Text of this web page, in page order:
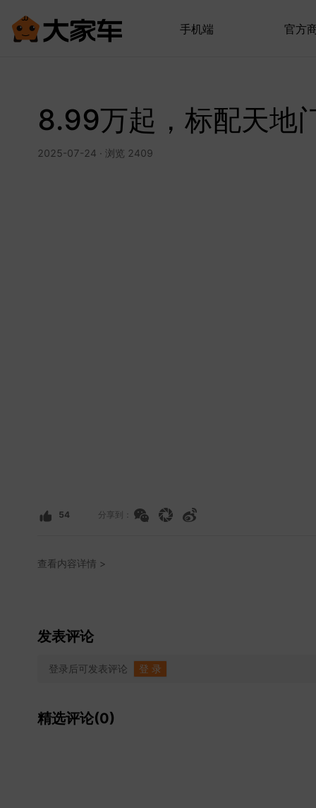
手机端 官方
8.99万起，标配天地
2025-07-24 · 浏览 2409
54 分享到：
查看内容详情 >
发表评论
登录后可发表评论 登 录
精选评论(0)